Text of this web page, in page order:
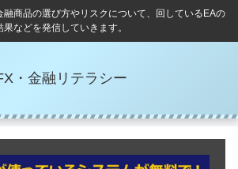
融商品の選び方やリスクについて、回しているEAの
果などを発信していきます。
・金融リテラシー